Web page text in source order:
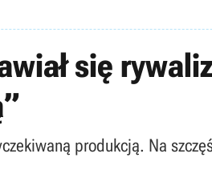
się
produkcją. Na